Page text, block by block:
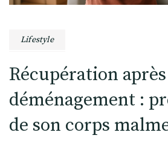
Lifestyle
Récupération après
déménagement :
de son corps